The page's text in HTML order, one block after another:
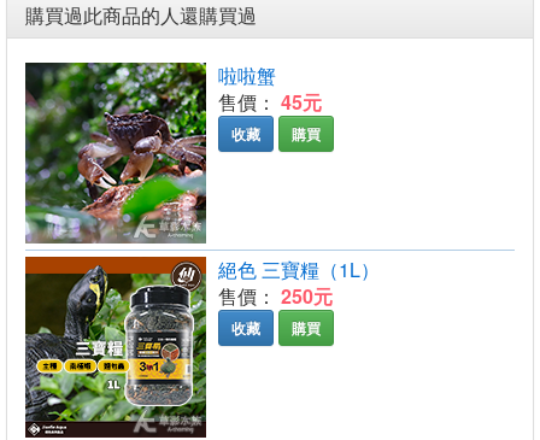
購買過此商品的人還購買過
啦啦蟹
售價： 45元
收藏 購買
絕色 三寶糧（1L）
售價： 250元
收藏 購買